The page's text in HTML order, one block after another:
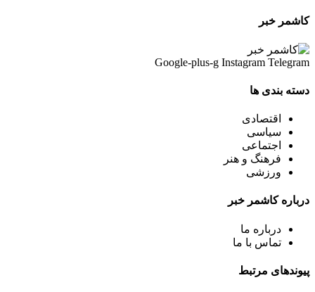
کاشمر خبر
Google-plus-g Instagram Telegram
دسته بندی ها
اقتصادی
سیاسی
اجتماعی
فرهنگ و هنر
ورزشی
درباره کاشمر خبر
درباره ما
تماس با ما
پیوندهای مرتبط